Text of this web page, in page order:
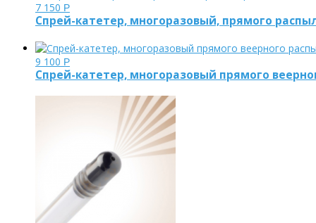
7 150 Р
Спрей-катетер, многоразовый, прямого
9 100 Р
Спрей-катетер, многоразовый прямого